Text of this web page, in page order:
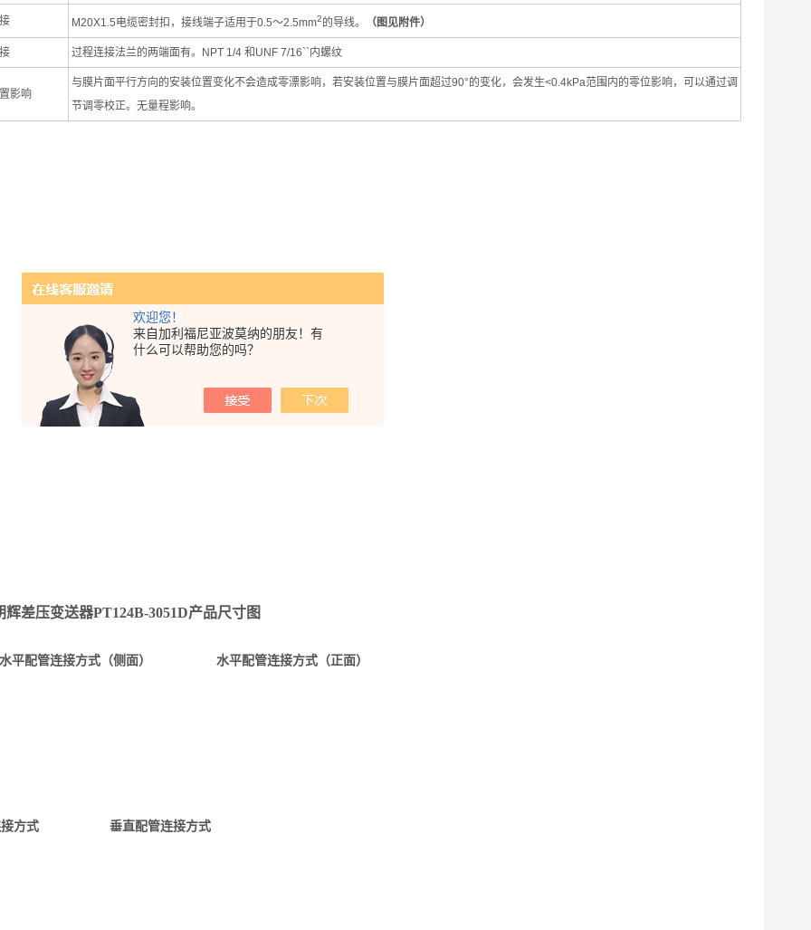
欢迎您！
来自加利福尼亚波莫纳的朋友！有
什么可以帮助您的吗？
M20X1.5电缆密封扣，接线端子适用于0.5～2.5mm2的导线。 （图见附件）
过程连接法兰的两端面有。 NPT 1/4 和 UNF 7/16`` 内螺纹
影响
与膜片面平行方向的安装位置变化不会造成零漂影响，若安装位置与膜片面超过90°的变化，会发生<0.4kPa范围内的零位影响，可以通过调
节调零校正。无量程影响。
辉差压变送器PT124B-3051D产品尺寸图
水平配管连接方式（侧面） 水平配管连接方式（正面）
方式 垂直配管连接方式